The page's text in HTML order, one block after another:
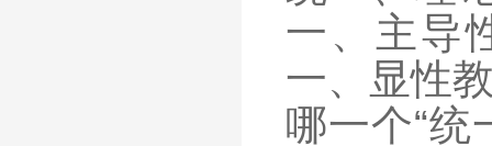
一、主导
一、显性
哪一个“统